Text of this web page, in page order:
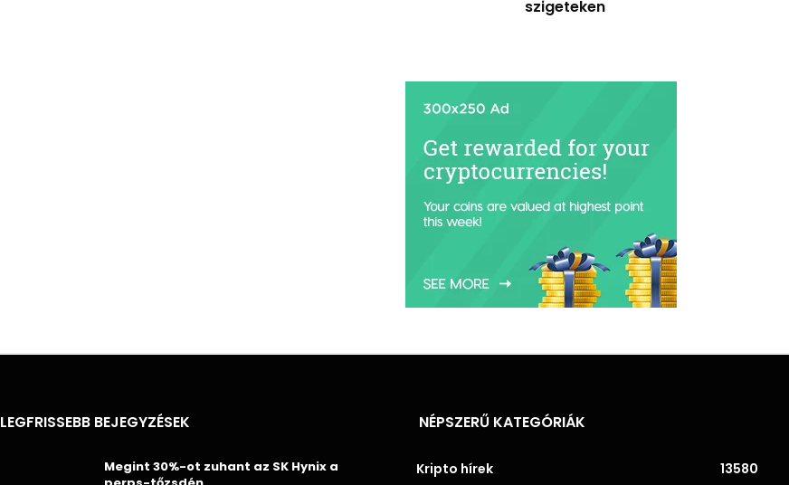
szigeteken
LEGFRISSEBB BEJEGYZÉSEK
Megint 30%-ot zuhant az SK Hynix a
NÉPSZERŰ KATEGÓRIÁK
Kripto hírek 13580